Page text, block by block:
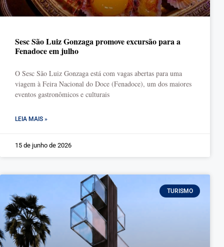
Sesc São Luiz Gonzaga promove excursão para a
Fenadoce em julho
O Sesc São Luiz Gonzaga está com vagas abertas para uma
viagem à Feira Nacional do Doce (Fenadoce), um dos maiores
eventos gastronômicos e culturais
LEIA MAIS »
15 de junho de 2026
TURISMO